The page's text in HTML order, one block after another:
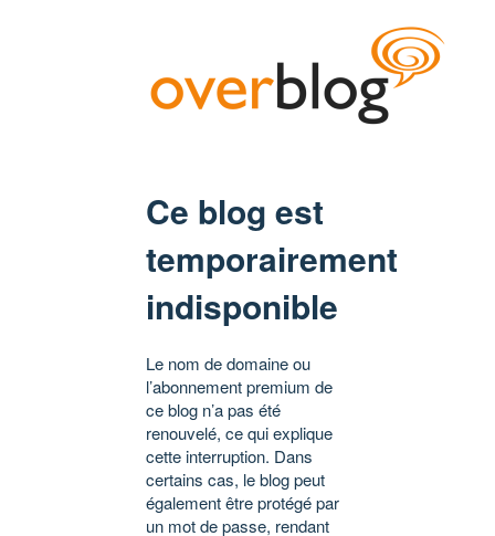
Ce blog est
temporairement
indisponible
Le nom de domaine ou
l’abonnement premium de
ce blog n’a pas été
renouvelé, ce qui explique
cette interruption. Dans
certains cas, le blog peut
également être protégé par
un mot de passe, rendant